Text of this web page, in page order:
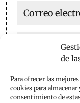
de
Para ofrecer las
cookies para
consentimiento de
navegador para